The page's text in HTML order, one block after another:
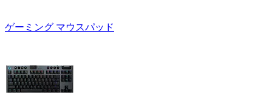
ゲーミング マウスパッド